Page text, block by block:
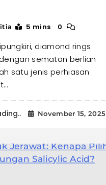
5 mins 0
diamond rings
sematan berlian
satu jenis perhiasan
November 15, 2025